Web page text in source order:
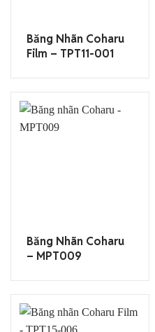
Băng Nhãn Coharu
Film – TPT11-001
Băng Nhãn Coharu
– MPT009